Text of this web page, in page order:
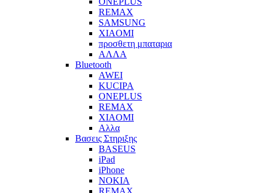
REMAX
SAMSUNG
XIAOMI
προσθετη μπαταρια
ΑΛΛΑ
Bluetooth
AWEI
KUCIPA
ONEPLUS
REMAX
XIAOMI
Αλλα
Βασεις Στηριξης
BASEUS
iPad
iPhone
NOKIA
REMAX